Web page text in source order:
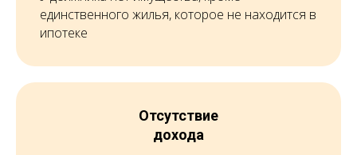
единственного жилья, которое не находится в
ипотеке
Отсутствие
дохода